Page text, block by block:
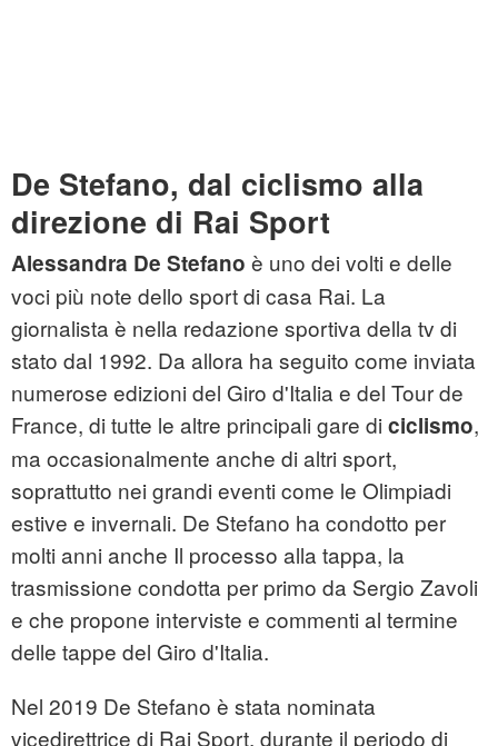
De Stefano, dal ciclismo alla
direzione di Rai Sport
Alessandra De Stefano è uno dei volti e delle
voci più note dello sport di casa Rai. La
giornalista è nella redazione sportiva della tv di
stato dal 1992. Da allora ha seguito come inviata
numerose edizioni del Giro d'Italia e del Tour de
France, di tutte le altre principali gare di ciclismo,
ma occasionalmente anche di altri sport,
soprattutto nei grandi eventi come le Olimpiadi
estive e invernali. De Stefano ha condotto per
molti anni anche Il processo alla tappa, la
trasmissione condotta per primo da Sergio Zavoli
e che propone interviste e commenti al termine
delle tappe del Giro d'Italia.
Nel 2019 De Stefano è stata nominata
vicedirettrice di Rai Sport, durante il periodo di